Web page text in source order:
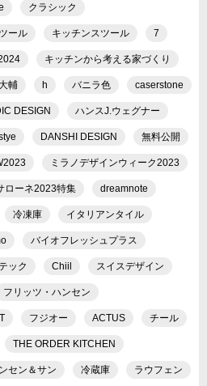
クラシック
ール キッチンスツール 7
キッチンから考える家づくり
輔 h バニラ色 caserstone
DESIGN ハンスJ.ウェグナー
DANSHI DESIGN 無料公開
ミラノデザインウィーク2023
ローネ2023特集 dreamnote
冷凍庫 イタリアンタイル
バイオフレッシュプラス
ック Chiil スイスデザイン
フリッツ・ハンセン
フジオー ACTUS チール
THE ORDER KITCHEN
セン＆サン 冷蔵庫 ラウフェン